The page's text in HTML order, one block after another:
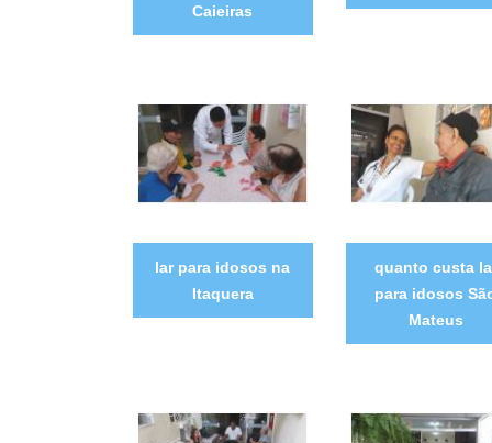
Caieiras
lar para idosos na
Itaquera
quanto custa
para idosos
Mateus